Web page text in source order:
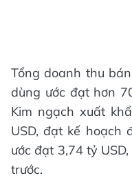
Tổng doanh thu
dùng ước đạt hơn
Kim ngạch xuất
USD, đạt kế hoạch
ước đạt 3,74 tỷ
trước.